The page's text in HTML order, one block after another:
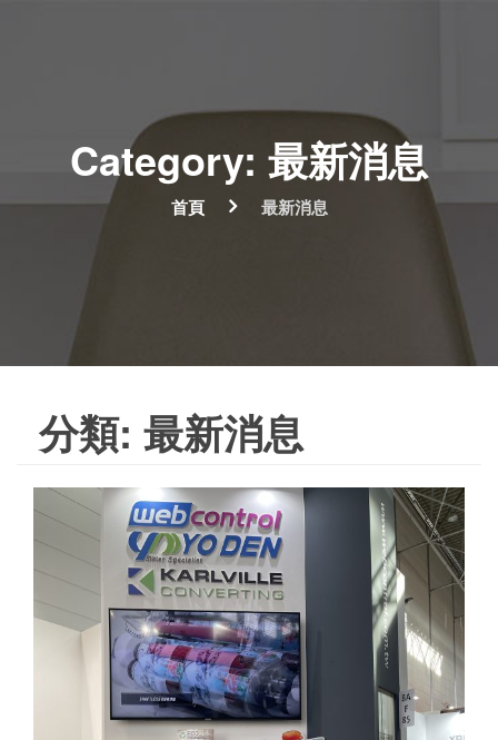
Category: 最新消息
首頁 最新消息
分類: 最新消息